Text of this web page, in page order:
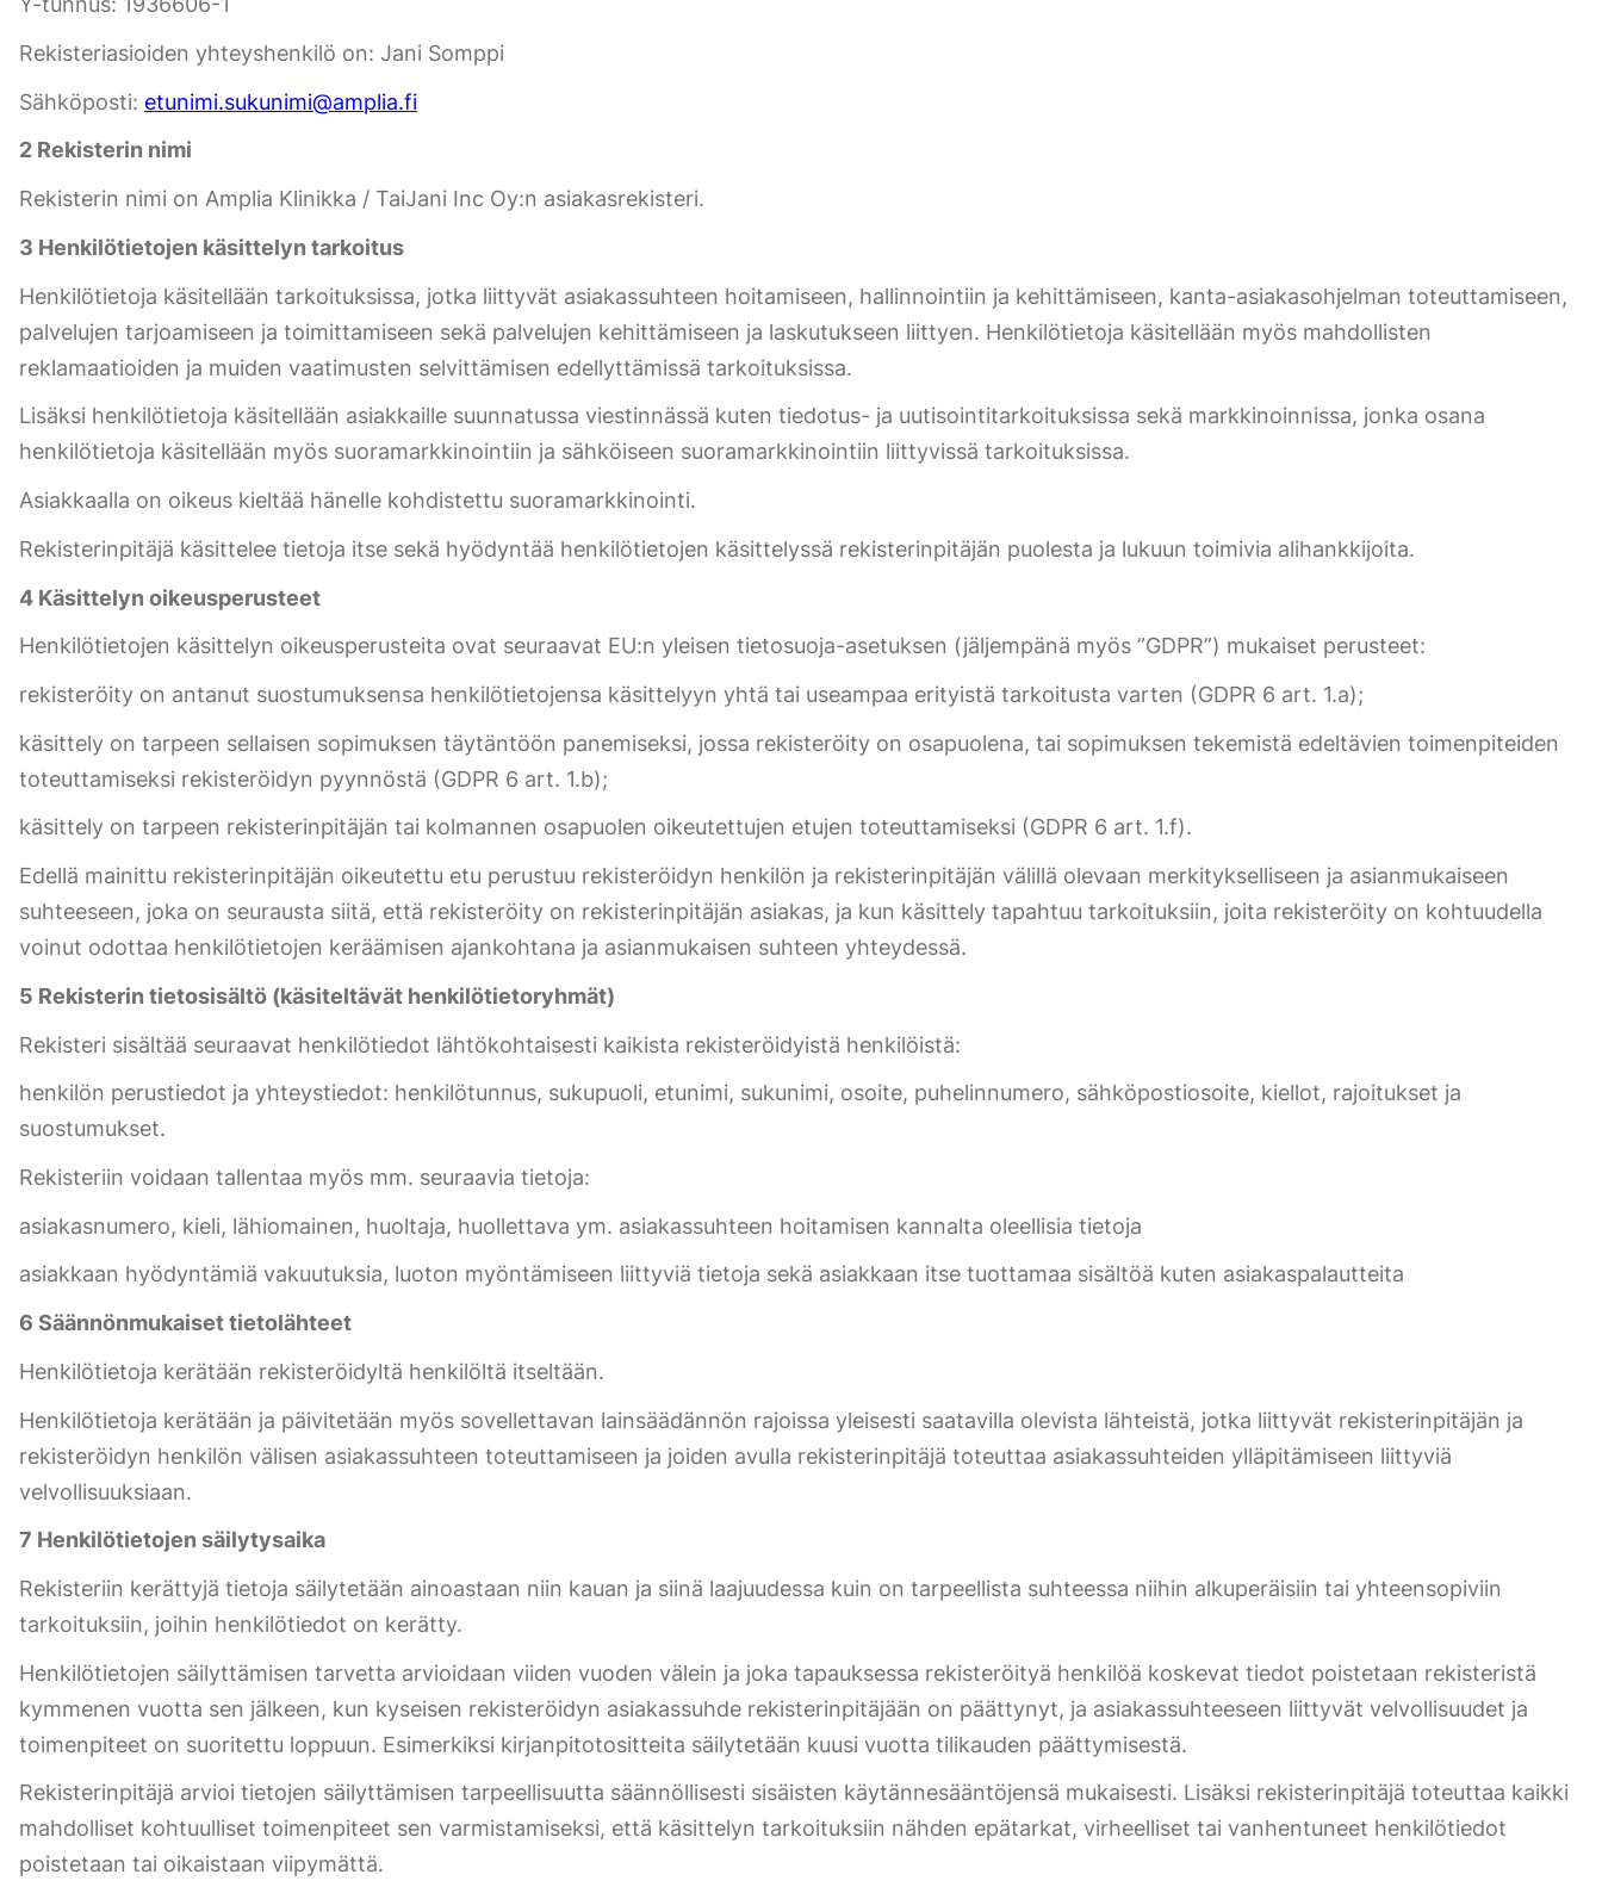
Rekisteriasioiden yhteyshenkilö on: Jani Somppi
Sähköposti: etunimi.sukunimi@amplia.fi
2 Rekisterin nimi
Rekisterin nimi on Amplia Klinikka / TaiJani Inc Oy:n asiakasrekisteri.
3 Henkilötietojen käsittelyn tarkoitus
Henkilötietoja käsitellään tarkoituksissa, jotka liittyvät asiakassuhteen hoitamiseen, hallinnointiin ja kehittämiseen, kanta-asiakasohjelman toteuttamiseen,
palvelujen tarjoamiseen ja toimittamiseen sekä palvelujen kehittämiseen ja laskutukseen liittyen. Henkilötietoja käsitellään myös mahdollisten
reklamaatioiden ja muiden vaatimusten selvittämisen edellyttämissä tarkoituksissa.
Lisäksi henkilötietoja käsitellään asiakkaille suunnatussa viestinnässä kuten tiedotus- ja uutisointitarkoituksissa sekä markkinoinnissa, jonka osana
henkilötietoja käsitellään myös suoramarkkinointiin ja sähköiseen suoramarkkinointiin liittyvissä tarkoituksissa.
Asiakkaalla on oikeus kieltää hänelle kohdistettu suoramarkkinointi.
Rekisterinpitäjä käsittelee tietoja itse sekä hyödyntää henkilötietojen käsittelyssä rekisterinpitäjän puolesta ja lukuun toimivia alihankkijoita.
4 Käsittelyn oikeusperusteet
Henkilötietojen käsittelyn oikeusperusteita ovat seuraavat EU:n yleisen tietosuoja-asetuksen (jäljempänä myös ”GDPR”) mukaiset perusteet:
rekisteröity on antanut suostumuksensa henkilötietojensa käsittelyyn yhtä tai useampaa erityistä tarkoitusta varten (GDPR 6 art. 1.a);
käsittely on tarpeen sellaisen sopimuksen täytäntöön panemiseksi, jossa rekisteröity on osapuolena, tai sopimuksen tekemistä edeltävien toimenpiteiden
toteuttamiseksi rekisteröidyn pyynnöstä (GDPR 6 art. 1.b);
käsittely on tarpeen rekisterinpitäjän tai kolmannen osapuolen oikeutettujen etujen toteuttamiseksi (GDPR 6 art. 1.f).
Edellä mainittu rekisterinpitäjän oikeutettu etu perustuu rekisteröidyn henkilön ja rekisterinpitäjän välillä olevaan merkitykselliseen ja asianmukaiseen
suhteeseen, joka on seurausta siitä, että rekisteröity on rekisterinpitäjän asiakas, ja kun käsittely tapahtuu tarkoituksiin, joita rekisteröity on kohtuudella
voinut odottaa henkilötietojen keräämisen ajankohtana ja asianmukaisen suhteen yhteydessä.
5 Rekisterin tietosisältö (käsiteltävät henkilötietoryhmät)
Rekisteri sisältää seuraavat henkilötiedot lähtökohtaisesti kaikista rekisteröidyistä henkilöistä:
henkilön perustiedot ja yhteystiedot: henkilötunnus, sukupuoli, etunimi, sukunimi, osoite, puhelinnumero, sähköpostiosoite, kiellot, rajoitukset ja
suostumukset.
Rekisteriin voidaan tallentaa myös mm. seuraavia tietoja:
asiakasnumero, kieli, lähiomainen, huoltaja, huollettava ym. asiakassuhteen hoitamisen kannalta oleellisia tietoja
asiakkaan hyödyntämiä vakuutuksia, luoton myöntämiseen liittyviä tietoja sekä asiakkaan itse tuottamaa sisältöä kuten asiakaspalautteita
6 Säännönmukaiset tietolähteet
Henkilötietoja kerätään rekisteröidyltä henkilöltä itseltään.
Henkilötietoja kerätään ja päivitetään myös sovellettavan lainsäädännön rajoissa yleisesti saatavilla olevista lähteistä, jotka liittyvät rekisterinpitäjän ja
rekisteröidyn henkilön välisen asiakassuhteen toteuttamiseen ja joiden avulla rekisterinpitäjä toteuttaa asiakassuhteiden ylläpitämiseen liittyviä
velvollisuuksiaan.
7 Henkilötietojen säilytysaika
Rekisteriin kerättyjä tietoja säilytetään ainoastaan niin kauan ja siinä laajuudessa kuin on tarpeellista suhteessa niihin alkuperäisiin tai yhteensopiviin
tarkoituksiin, joihin henkilötiedot on kerätty.
Henkilötietojen säilyttämisen tarvetta arvioidaan viiden vuoden välein ja joka tapauksessa rekisteröityä henkilöä koskevat tiedot poistetaan rekisteristä
kymmenen vuotta sen jälkeen, kun kyseisen rekisteröidyn asiakassuhde rekisterinpitäjään on päättynyt, ja asiakassuhteeseen liittyvät velvollisuudet ja
toimenpiteet on suoritettu loppuun. Esimerkiksi kirjanpitotositteita säilytetään kuusi vuotta tilikauden päättymisestä.
Rekisterinpitäjä arvioi tietojen säilyttämisen tarpeellisuutta säännöllisesti sisäisten käytännesääntöjensä mukaisesti. Lisäksi rekisterinpitäjä toteuttaa kaikki
mahdolliset kohtuulliset toimenpiteet sen varmistamiseksi, että käsittelyn tarkoituksiin nähden epätarkat, virheelliset tai vanhentuneet henkilötiedot
poistetaan tai oikaistaan viipymättä.